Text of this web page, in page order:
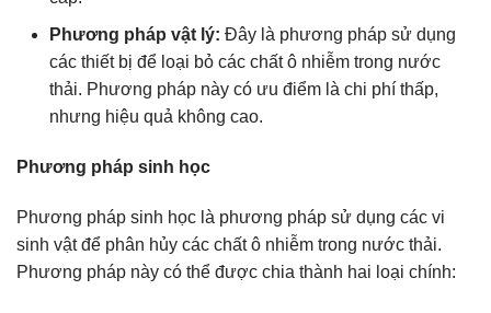
Phương pháp vật lý: Đây là phương pháp sử dụng
các thiết bị để loại bỏ các chất ô nhiễm trong nước
thải. Phương pháp này có ưu điểm là chi phí thấp,
nhưng hiệu quả không cao.
Phương pháp sinh học
Phương pháp sinh học là phương pháp sử dụng các vi
sinh vật để phân hủy các chất ô nhiễm trong nước thải.
Phương pháp này có thể được chia thành hai loại chính: